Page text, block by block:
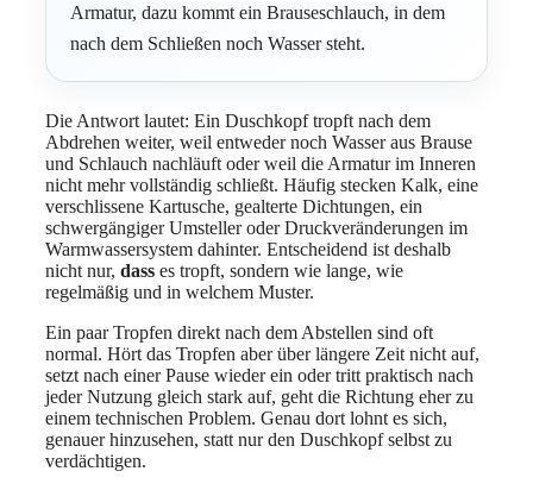
Armatur, dazu kommt ein Brauseschlauch, in dem
nach dem Schließen noch Wasser steht.
Die Antwort lautet: Ein Duschkopf tropft nach dem
Abdrehen weiter, weil entweder noch Wasser aus Brause
und Schlauch nachläuft oder weil die Armatur im Inneren
nicht mehr vollständig schließt. Häufig stecken Kalk, eine
verschlissene Kartusche, gealterte Dichtungen, ein
schwergängiger Umsteller oder Druckveränderungen im
Warmwassersystem dahinter. Entscheidend ist deshalb
nicht nur, dass es tropft, sondern wie lange, wie
regelmäßig und in welchem Muster.
Ein paar Tropfen direkt nach dem Abstellen sind oft
normal. Hört das Tropfen aber über längere Zeit nicht auf,
setzt nach einer Pause wieder ein oder tritt praktisch nach
jeder Nutzung gleich stark auf, geht die Richtung eher zu
einem technischen Problem. Genau dort lohnt es sich,
genauer hinzusehen, statt nur den Duschkopf selbst zu
verdächtigen.